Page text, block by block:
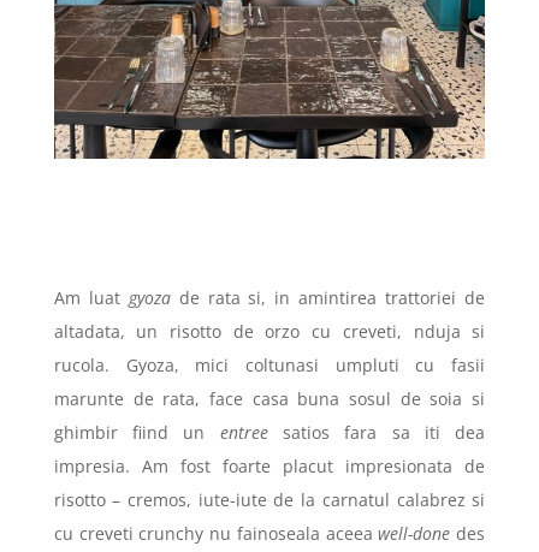
Am luat gyozade rata si, in amintirea trattoriei de
altadata, un risotto de orzo cu creveti, nduja si
rucola. Gyoza, mici coltunasi umpluti cu fasii
marunte de rata, face casa buna sosul de soia si
ghimbir fiind un entreesatios fara sa iti dea
impresia. Am fost foarte placut impresionata de
risotto – cremos, iute-iute de la carnatul calabrez si
cu creveti crunchy nu fainoseala aceeawell-done des